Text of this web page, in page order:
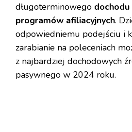
długoterminowego
programów afiliacyjnych.
odpowiedniemu podejściu i
zarabianie na poleceniach
z najbardziej dochodowych
pasywnego w 2024 roku.